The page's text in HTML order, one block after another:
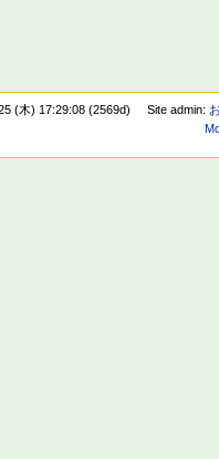
(木) 17:29:08 (2569d) Site admin: